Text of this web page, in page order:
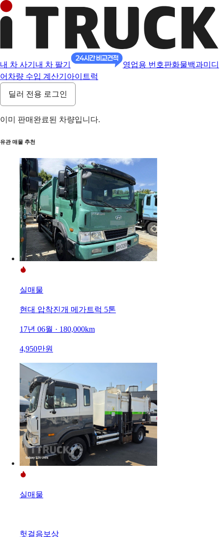
내 차 사기 내 차 팔기 영업용 번호판화물백과미디
어 차량 수입 계산기 아이트럭
딜러 전용 로그인
이미 판매완료된 차량입니다.
유관 매물 추천
실매물
현대 압착진개 메가트럭 5톤
17년 06월 · 180,000km
4,950만원
실매물
헛걸음보상